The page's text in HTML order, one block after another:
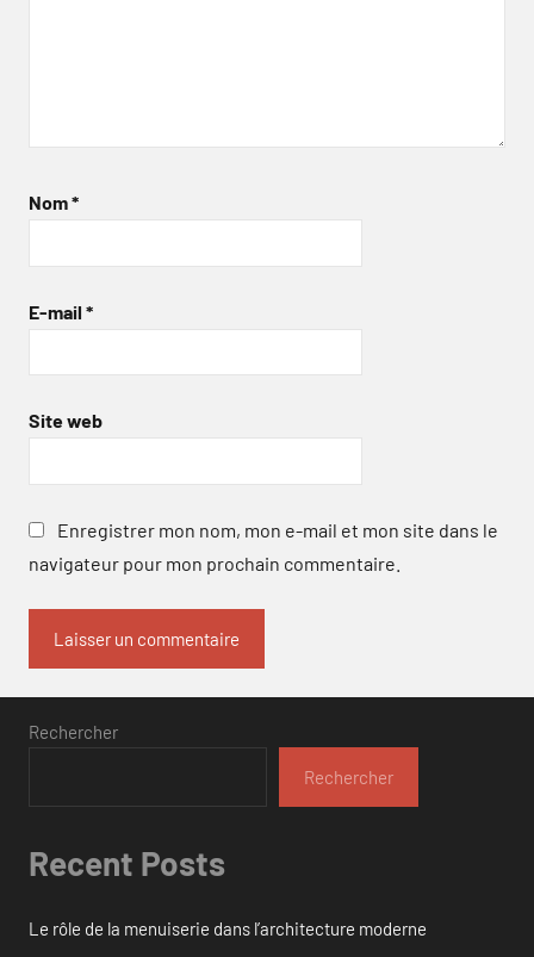
Nom*
E-mail *
Site web
Enregistrer mon nom, mon e-mail et mon site dans le
navigateur pour mon prochain commentaire.
Rechercher
Rechercher
Recent Posts
Le rôle de la menuiserie dans l’architecture moderne